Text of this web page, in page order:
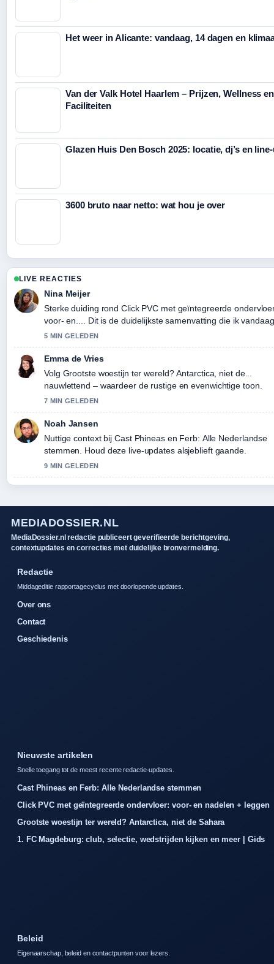
Het weer in Alicante: vandaag, 14 dagen en
Van der Valk Hotel Haarlem – Prijzen, Wellness en
Faciliteiten
Glazen Huis Den Bosch 2025: locatie, dj’s en
3600 bruto naar netto: wat hou je over
LIVE REACTIES
Nina Meijer
Sterke duiding rond Click PVC met geïntegreerde
voor- en.... Dit is de duidelijkste samenvatting die ik vandaag
heb gezien.
5 MIN GELEDEN
Emma de Vries
Volg Grootste woestijn ter wereld? Antarctica, niet de...
nauwlettend – waardeer de rustige en evenwichtige toon.
7 MIN GELEDEN
Noah Jansen
Nuttige context bij Cast Phineas en Ferb: Alle Nederlandse
stemmen. Houd deze live-updates alsjeblieft gaande.
9 MIN GELEDEN
MEDIADOSSIER.NL
MediaDossier.nl redactie publiceert geverifieerde berichtgeving,
contextupdates en correcties met duidelijke bronvermelding.
Redactie
Middageditie rapportagecyclus met doorlopende updates.
Over ons
Contact
Geschiedenis
Nieuwste artikelen
Snelle toegang tot de meest recente redactie-updates.
Cast Phineas en Ferb: Alle Nederlandse stemmen
Click PVC met geïntegreerde ondervloer: voor- en nadelen + leggen
Grootste woestijn ter wereld? Antarctica, niet de Sahara
1. FC Magdeburg: club, selectie, wedstrijden kijken en meer | Gids
Beleid
Eigenaarschap, beleid en contactpunten voor lezers.